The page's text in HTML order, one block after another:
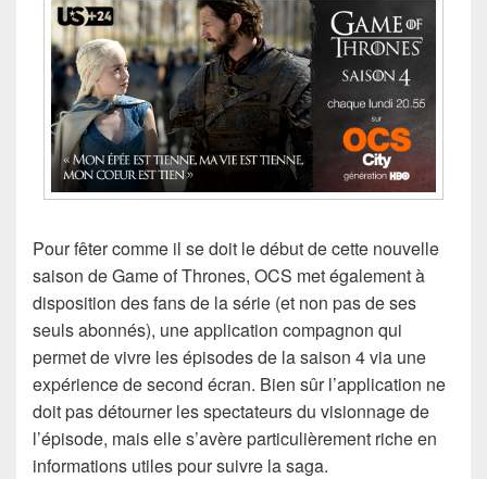
Pour fêter comme il se doit le début de cette nouvelle
saison de Game of Thrones, OCS met également à
disposition des fans de la série (et non pas de ses
seuls abonnés), une application compagnon qui
permet de vivre les épisodes de la saison 4 via une
expérience de second écran. Bien sûr l’application ne
doit pas détourner les spectateurs du visionnage de
l’épisode, mais elle s’avère particulièrement riche en
informations utiles pour suivre la saga.